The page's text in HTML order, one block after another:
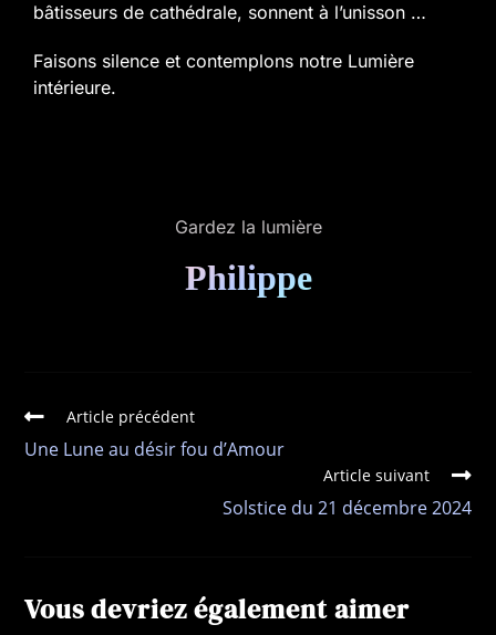
bâtisseurs de cathédrale, sonnent à l’unisson …
Faisons silence et contemplons notre Lumière
intérieure.
Gardez la lumière
Philippe
Article précédent
Une Lune au désir fou d’Amour
Article suivant
Solstice du 21 décembre 2024
Vous devriez également aimer